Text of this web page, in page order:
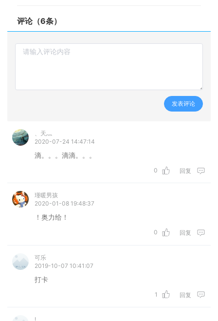
评论（6条）
发表评论
、天灬
2020-07-24 14:47:14
滴。。。滴滴。。。
0 回复
瑾暖男孩
2020-01-08 19:48:37
！奥力给！
0 回复
可乐
2019-10-07 10:41:07
打卡
1 回复
!